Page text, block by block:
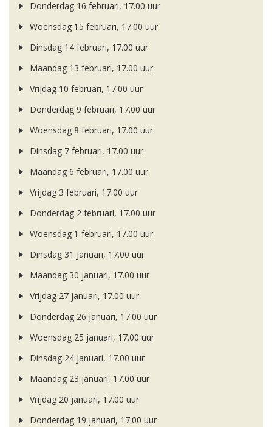
Donderdag 16 februari, 17.00 uur
Woensdag 15 februari, 17.00 uur
Dinsdag 14 februari, 17.00 uur
Maandag 13 februari, 17.00 uur
Vrijdag 10 februari, 17.00 uur
Donderdag 9 februari, 17.00 uur
Woensdag 8 februari, 17.00 uur
Dinsdag 7 februari, 17.00 uur
Maandag 6 februari, 17.00 uur
Vrijdag 3 februari, 17.00 uur
Donderdag 2 februari, 17.00 uur
Woensdag 1 februari, 17.00 uur
Dinsdag 31 januari, 17.00 uur
Maandag 30 januari, 17.00 uur
Vrijdag 27 januari, 17.00 uur
Donderdag 26 januari, 17.00 uur
Woensdag 25 januari, 17.00 uur
Dinsdag 24 januari, 17.00 uur
Maandag 23 januari, 17.00 uur
Vrijdag 20 januari, 17.00 uur
Donderdag 19 januari, 17.00 uur